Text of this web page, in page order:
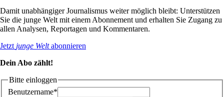
Damit unabhängiger Journalismus weiter möglich bleibt: Unterstützen
Sie die junge Welt mit einem Abonnement und erhalten Sie Zugang zu
allen Analysen, Reportagen und Kommentaren.
Jetzt junge Weltabonnieren
Dein Abo zählt!
Bitte einloggen
Benutzername*